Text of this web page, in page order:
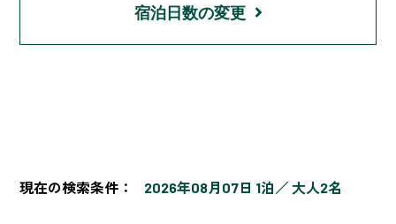
宿泊日数の変更
現在の検索条件： 2026年08月07日 1泊 大人2名